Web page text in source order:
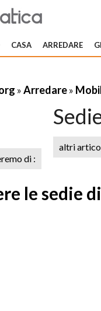
CASA ARREDARE
»Arredare»
di :
altri
le sedie